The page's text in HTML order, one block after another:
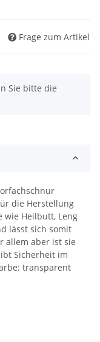
Frage zum Artikel
Sie bitte die
die Herstellung
wie Heilbutt, Leng
lässt sich somit
allem aber ist sie
Sicherheit im
transparent